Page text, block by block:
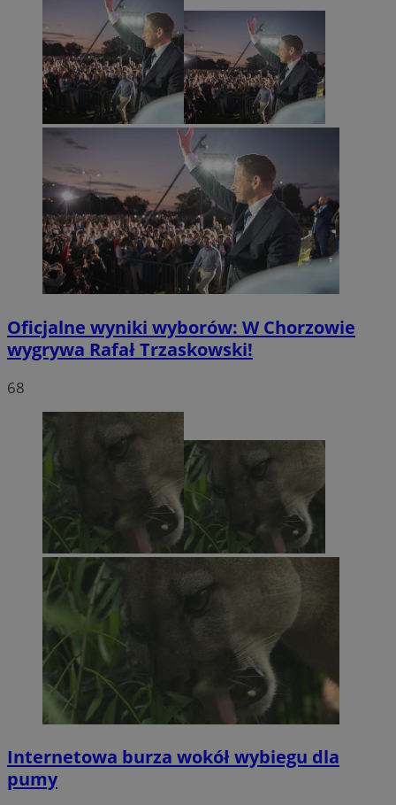
Oficjalne wyniki wyborów: W Chorzowie
wygrywa Rafał Trzaskowski!
68
Internetowa burza wokół wybiegu dla
pumy